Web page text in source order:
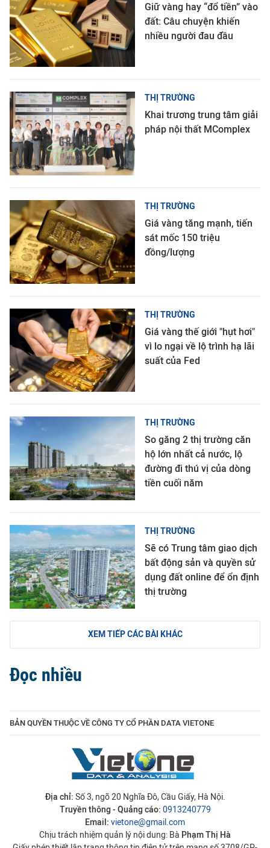
Giữ vàng hay “đổ tiền” vào
đất: Câu chuyện khiến
nhiều người đau đầu
THỊ TRƯỜNG
Khai trương trung tâm giải
pháp nội thất MComplex
THỊ TRƯỜNG
Giá vàng tăng mạnh, tiến
sát mốc 150 triệu
đồng/lượng
THỊ TRƯỜNG
Giá vàng thế giới "hụt hơi"
vì lo ngại về lộ trình hạ lãi
suất của Fed
THỊ TRƯỜNG
So găng 2 thị trường căn
hộ lớn nhất cả nước, lộ
đường đi thú vị của dòng
tiền cuối năm
THỊ TRƯỜNG
Sẽ có Trung tâm giao dịch
bất động sản và quyền sử
dụng đất online để ổn định
thị trường
XEM TIẾP CÁC BÀI KHÁC
Đọc nhiều
BẢN QUYỀN THUỘC VỀ CÔNG TY CỔ PHẦN DATA VIETONE
Địa chỉ: Số 3, ngõ 20 Nghĩa Đô, Cầu Giấy, Hà Nội.
Truyền thông - Quảng cáo: 0913240779
Email: vietone@gmail.com
Chịu trách nhiệm quản lý nội dung: Bà Phạm Thị Hà